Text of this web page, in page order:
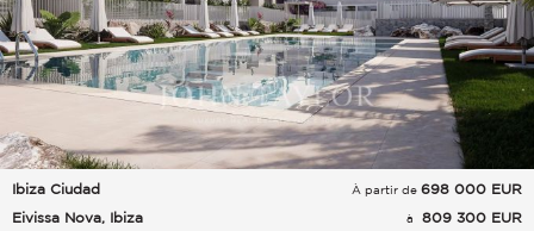
Ibiza Ciudad
Eivissa Nova, Ibiza
À partir de 698 000 EUR
à
809 300 EUR